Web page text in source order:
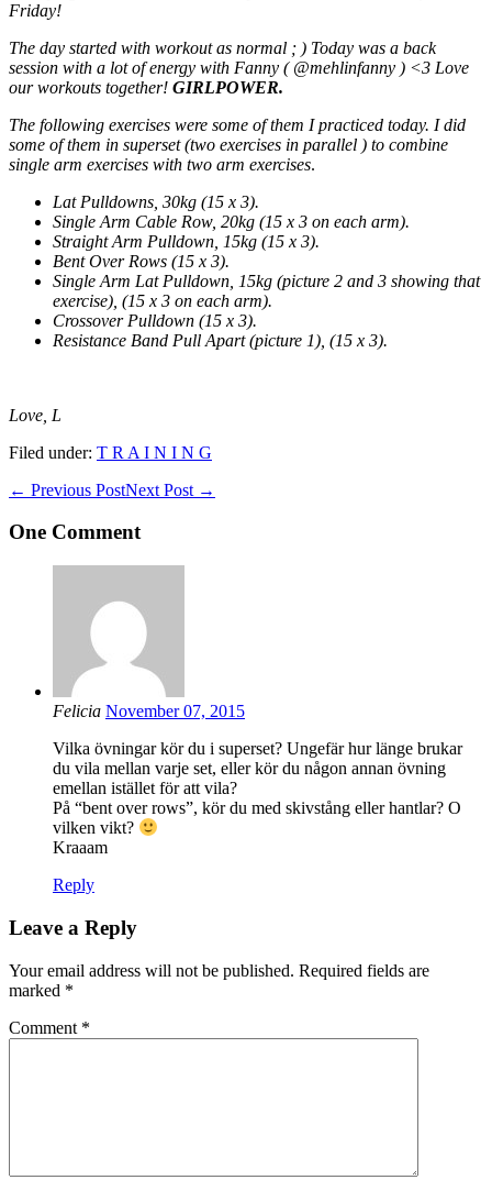
Friday!
The day started with workout as normal ; ) Today was a back
session with a lot of energy with Fanny ( @mehlinfanny ) <3 Love
our workouts together! GIRLPOWER.
The following exercises were some of them I practiced today. I did
some of them in superset (two exercises in parallel ) to combine
single arm exercises with two arm exercises.
Lat Pulldowns, 30kg (15 x 3).
Single Arm Cable Row, 20kg (15 x 3 on each arm).
Straight Arm Pulldown, 15kg (15 x 3).
Bent Over Rows (15 x 3).
Single Arm Lat Pulldown, 15kg (picture 2 and 3 showing that
exercise), (15 x 3 on each arm).
Crossover Pulldown (15 x 3).
Resistance Band Pull Apart (picture 1), (15 x 3).
Love, L
Filed under: T R A I N I N G
Post
← Previous PostNext Post →
One Comment
Felicia November 07, 2015
Vilka övningar kör du i superset? Ungefär hur länge brukar
du vila mellan varje set, eller kör du någon annan övning
emellan istället för att vila?
På “bent over rows”, kör du med skivstång eller hantlar? O
vilken vikt?
Kraaam
Reply
Leave a Reply
Your email address will not be published. Required fields are
marked *
Comment *